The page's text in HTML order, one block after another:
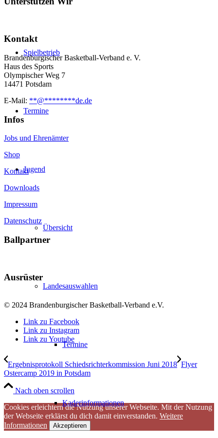
Spielbetrieb
Termine
Jugend
Übersicht
Landesauswahlen
Termine
Kaderinformationen
Kontakt
Brandenburgischer Basketball-Verband e. V.
Haus des Sports
Olympischer Weg 7
14471 Potsdam
E-Mail: **@********de.de
Infos
Jobs und Ehrenämter
Shop
Kontakt
Downloads
Impressum
Datenschutz
Ballpartner
Ausrüster
© 2024 Brandenburgischer Basketball-Verband e.V.
Link zu Facebook
Link zu Instagram
Link zu Youtube
Ergebnisprotokoll Schiedsrichterkommission Juni 2018 Flyer
Ostercamp 2019 in Potsdam
Nach oben scrollen
Cookies erleichtern die Nutzung unserer Webseite. Mit der Nutzung
der Webseite erklärst du dich damit einverstanden. Weitere
Informationen
Akzeptieren